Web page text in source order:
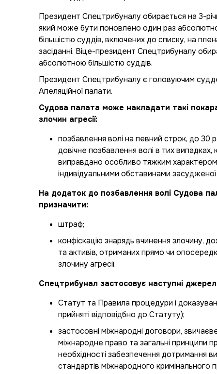
Президент Спецтрибуналу обирається на 3-
який може бути поновлено один раз
більшістю суддів, включених до списку, на
засіданні. Віце-президент Спецтрибуналу
абсолютною більшістю суддів.
Президент Спецтрибуналу є головуючим
Апеляційної палати.
Судова палата може накладати такі
злочин агресії:
позбавлення волі на певний строк, до 30
довічне позбавлення волі в тих випадках,
виправдано особливо тяжким
індивідуальними обставинами
На додаток до позбавлення волі Судова
призначити:
штраф;
конфіскацію знарядь вчинення злочину,
та активів, отриманих прямо чи
злочину агресії.
Спецтрибунал застосовує наступні
Статут та Правила процедури і
прийняті відповідбно до Статуту);
застосовні міжнародні договори,
міжнародне право та загальні принципи
необхідності забезпечення дотримання
стандартів міжнародного кримінального